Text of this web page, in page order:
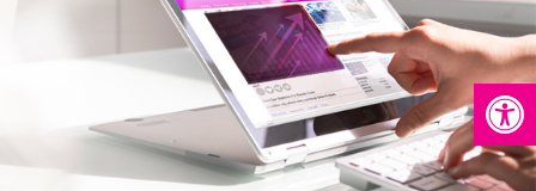
บริการทางการเงิน
ติดต่อเรา
บริการออนไลน์